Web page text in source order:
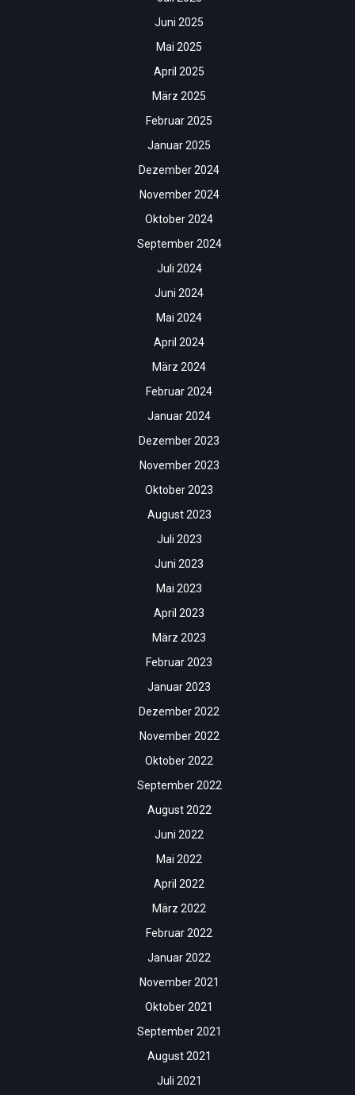
Juni 2025
Mai 2025
April 2025
März 2025
Februar 2025
Januar 2025
Dezember 2024
November 2024
Oktober 2024
September 2024
Juli 2024
Juni 2024
Mai 2024
April 2024
März 2024
Februar 2024
Januar 2024
Dezember 2023
November 2023
Oktober 2023
August 2023
Juli 2023
Juni 2023
Mai 2023
April 2023
März 2023
Februar 2023
Januar 2023
Dezember 2022
November 2022
Oktober 2022
September 2022
August 2022
Juni 2022
Mai 2022
April 2022
März 2022
Februar 2022
Januar 2022
November 2021
Oktober 2021
September 2021
August 2021
Juli 2021